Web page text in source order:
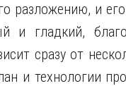
разложению, и
и гладкий,
сразу от
и технологии